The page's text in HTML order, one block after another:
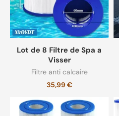
Lot de 8 Filtre de Spa a
Visser
Filtre anti calcaire
35,99€